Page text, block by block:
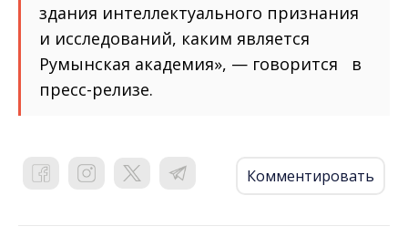
здания интеллектуального признания
и исследований, каким является
Румынская академия», — говорится в
пресс-релизе.
Комментировать